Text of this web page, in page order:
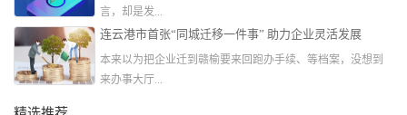
言，却是发...
连云港市首张“同城迁移一件事” 助力企业灵活发展
本来以为把企业迁到赣榆要来回跑办手续、等档案，没想到
来办事大厅...